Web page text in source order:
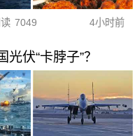
7049 4小时前
伏“卡脖子”？